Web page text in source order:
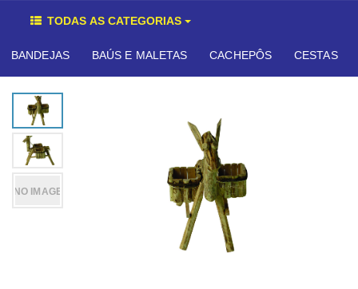
TODAS AS CATEGORIAS
BANDEJAS BAÚS E MALETAS CACHEPÔS CESTAS